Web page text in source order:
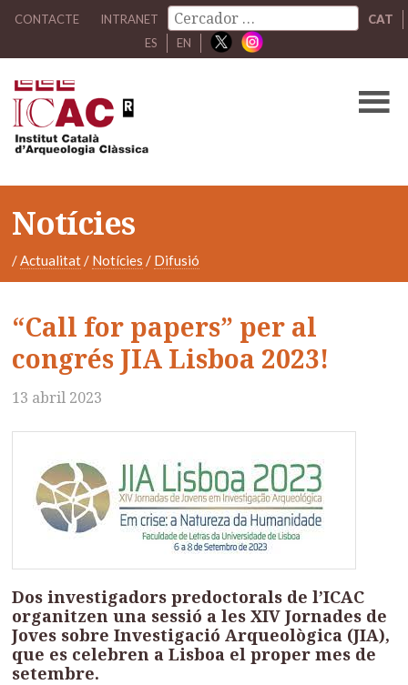
CONTACTE INTRANET
CAT
ES
EN
Notícies
/Actualitat/ Notícies / Difusió
“Call for papers” per al
congrés JIA Lisboa 2023!
13 abril 2023
Dos investigadors predoctorals de l’ICAC
organitzen una sessió a les XIV Jornades de
Joves sobre Investigació Arqueològica (JIA),
que es celebren a Lisboa el proper mes de
setembre.